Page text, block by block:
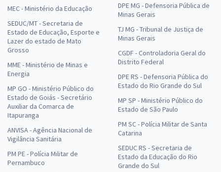
MEC - Ministério da Educação
SEDUC/MT - Secretaria de
Estado de Educação, Esporte e
Lazer do estado de Mato
Grosso
MME - Ministério de Minas e
Energia
MP GO - Ministério Público do
Estado de Goiás - Secretário
Auxiliar da Comarca de
Itapuranga
ANVISA - Agência Nacional de
Vigilância Sanitária
PM PE - Polícia Militar de
Pernambuco
DPE MG - Defensoria Pública de
Minas Gerais
TJ MG - Tribunal de Justiça de
Minas Gerais
CGDF - Controladoria Geral do
Distrito Federal
DPE RS - Defensoria Pública do
Estado do Rio Grande do Sul
MP SP - Ministério Público do
Estado de São Paulo
PM SC - Polícia Militar de Santa
Catarina
SEDUC RS - Secretaria de
Estado da Educação do Rio
Grande do Sul